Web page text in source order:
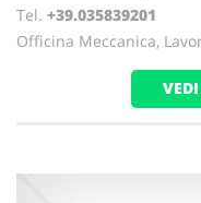
Tel. +39.035839201
Officina Meccanica,